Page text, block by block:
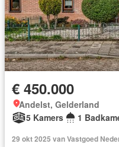
€ 450.000
Andelst, Gelderland
5 Kamers
1
29 okt 2025 van Vastgoed